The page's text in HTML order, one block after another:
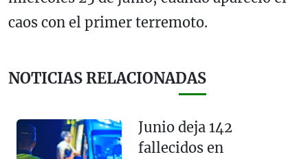
caos con el primer terremoto.
NOTICIAS RELACIONADAS
Junio deja 142
fallecidos en